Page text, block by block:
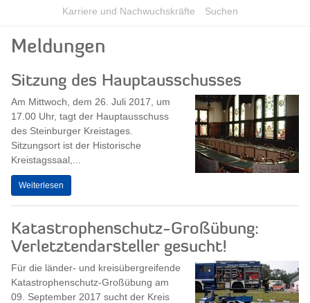
Karriere und Nachwuchskräfte Suchen
Meldungen
Sitzung des Hauptausschusses
Am Mittwoch, dem 26. Juli 2017, um
17.00 Uhr, tagt der Hauptausschuss
des Steinburger Kreistages.
Sitzungsort ist der Historische
Kreistagssaal,...
Weiterlesen
Katastrophenschutz-Großübung:
Verletztendarsteller gesucht!
Für die länder- und kreisübergreifende
Katastrophenschutz-Großübung am
09. September 2017 sucht der Kreis